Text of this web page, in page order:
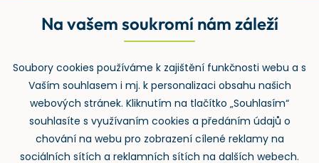
Rejstřík používaných zkratek v odpadech
Zpětný odběr
Na vašem soukromí nám záleží
Soubory cookies používáme k zajištění funkčnosti webu a s
Vaším souhlasem i mj. k personalizaci obsahu našich
webových stránek. Kliknutím na tlačítko „Souhlasím“
souhlasíte s využívaním cookies a předáním údajů o
chování na webu pro zobrazení cílené reklamy na
sociálních sítích a reklamních sítích na dalších webech.